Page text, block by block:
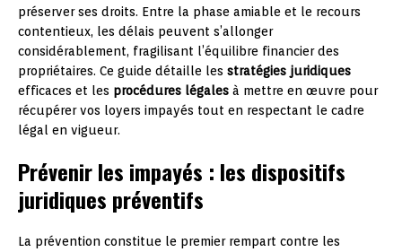
préserver ses droits. Entre la phase amiable et le recours
contentieux, les délais peuvent s’allonger
considérablement, fragilisant l’équilibre financier des
propriétaires. Ce guide détaille les stratégies juridiques
efficaces et les procédures légales à mettre en œuvre pour
récupérer vos loyers impayés tout en respectant le cadre
légal en vigueur.
Prévenir les impayés : les dispositifs
juridiques préventifs
La prévention constitue le premier rempart contre les